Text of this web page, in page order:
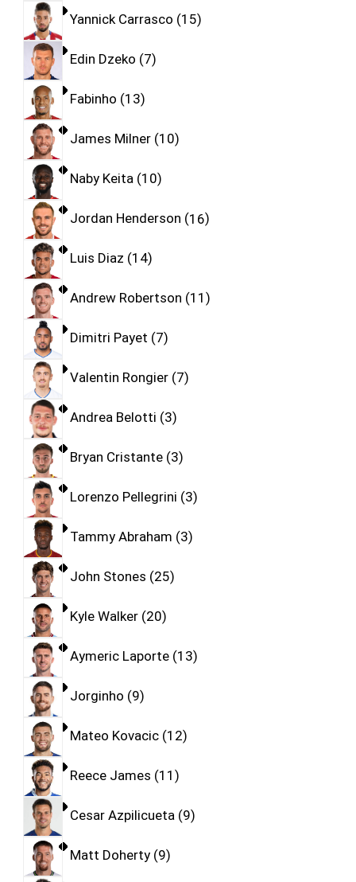
Yannick Carrasco 15
Edin Dzeko 7
Fabinho 13
James Milner 10
Naby Keita 10
Jordan Henderson 16
Luis Diaz 14
Andrew Robertson 11
Dimitri Payet 7
Valentin Rongier 7
Andrea Belotti 3
Bryan Cristante 3
Lorenzo Pellegrini 3
Tammy Abraham 3
John Stones 25
Kyle Walker 20
Aymeric Laporte 13
Jorginho 9
Mateo Kovacic 12
Reece James 11
Cesar Azpilicueta 9
Matt Doherty 9